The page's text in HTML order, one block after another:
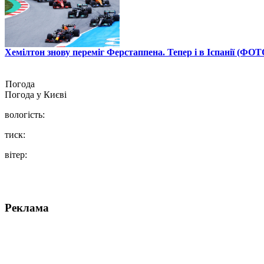
Хемілтон знову переміг Ферстаппена. Тепер і в Іспанії
Погода
Погода у Києві
вологість:
тиск:
вітер:
Реклама